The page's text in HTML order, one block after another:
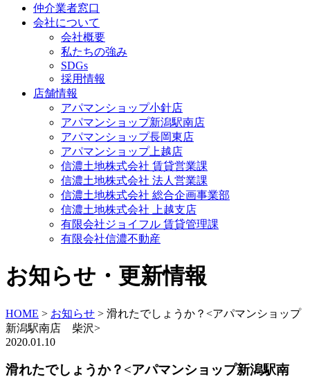
仲介業者窓口
会社について
会社概要
私たちの強み
SDGs
採用情報
店舗情報
アパマンショップ小針店
アパマンショップ新潟駅南店
アパマンショップ長岡東店
アパマンショップ上越店
信濃土地株式会社 賃貸営業課
信濃土地株式会社 法人営業課
信濃土地株式会社 総合企画事業部
信濃土地株式会社 上越支店
有限会社ジョイフル 賃貸管理課
有限会社信濃不動産
お知らせ・更新情報
HOME > お知らせ > 滑れたでしょうか？<アパマンショップ
新潟駅南店 柴沢>
2020.01.10
滑れたでしょうか？<アパマンショップ新潟駅南